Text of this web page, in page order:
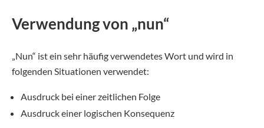
Verwendung von „nun“
„Nun“ ist ein sehr häufig verwendetes Wort und wird in
folgenden Situationen verwendet:
Ausdruck bei einer zeitlichen Folge
Ausdruck einer logischen Konsequenz